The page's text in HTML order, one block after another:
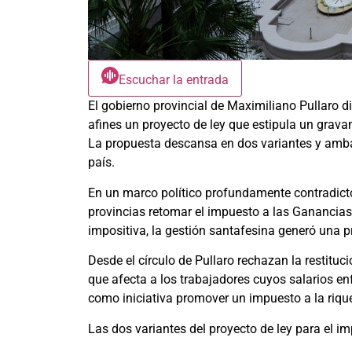
Escuchar la entrada
El gobierno provincial de Maximiliano Pullaro
afines un proyecto de ley que estipula un
La propuesta descansa en dos variantes y
país.
En un marco político profundamente
provincias retomar el impuesto a las
impositiva, la gestión santafesina generó una
Desde el círculo de Pullaro rechazan la
que afecta a los trabajadores cuyos salarios
como iniciativa promover un impuesto a la
Las dos variantes del proyecto de ley para el